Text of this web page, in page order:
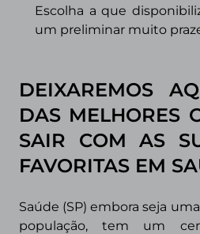
Escolha a que
um preliminar muito
DEIXAREMOS
DAS MELHORES
SAIR COM AS
FAVORITAS EM
Saúde (SP) embora seja
população, tem um